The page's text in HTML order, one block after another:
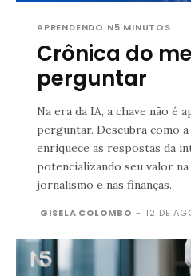
APRENDENDO N5 MINUTOS
Crônica do
perguntar
Na era da IA, a chave não é
perguntar. Descubra como
enriquece as respostas da
potencializando seu valor
jornalismo e nas finanças.
GISELA COLOMBO - 12 DE